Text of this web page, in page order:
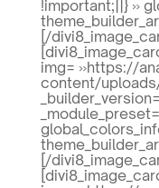
!important;||} »
[/
img= »https://
content/
[/